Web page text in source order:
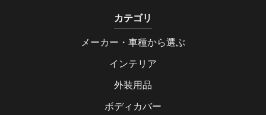
カテゴリ
メーカー・車種から選ぶ
インテリア
外装用品
ボディカバー